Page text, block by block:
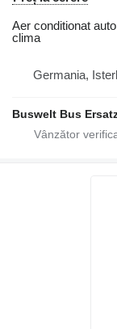
Aer conditionat
clima
Germania,
Buswelt Bus